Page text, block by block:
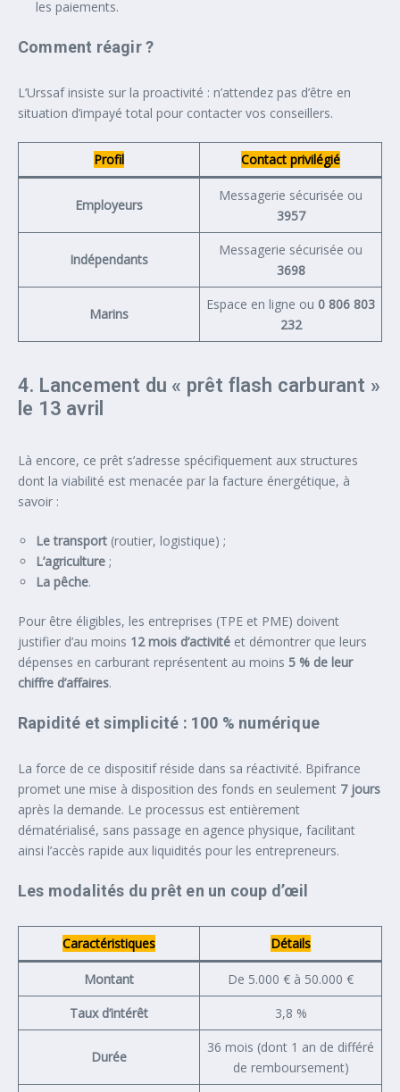
les paiements.
Comment réagir ?
L’Urssaf insiste sur la proactivité : n’attendez pas d’être en
situation d’impayé total pour contacter vos conseillers.
Profil Contact privilégié
Employeurs
Messagerie sécurisée ou
3957
Indépendants
Messagerie sécurisée ou
3698
Marins
Espace en ligne ou 0 806 803
232
4. Lancement du « prêt flash carburant »
le 13 avril
Là encore, ce prêt s’adresse spécifiquement aux structures
dont la viabilité est menacée par la facture énergétique, à
savoir :
Le transport (routier, logistique) ;
L’agriculture ;
La pêche.
Pour être éligibles, les entreprises (TPE et PME) doivent
justifier d’au moins 12 mois d’activité et démontrer que leurs
dépenses en carburant représentent au moins 5 % de leur
chiffre d’affaires.
Rapidité et simplicité : 100 % numérique
La force de ce dispositif réside dans sa réactivité. Bpifrance
promet une mise à disposition des fonds en seulement 7 jours
après la demande. Le processus est entièrement
dématérialisé, sans passage en agence physique, facilitant
ainsi l’accès rapide aux liquidités pour les entrepreneurs.
Les modalités du prêt en un coup d’œil
Caractéristiques Détails
Montant
De 5.000 € à 50.000 €
Taux d’intérêt
3,8 %
Durée
36 mois (dont 1 an de différé
de remboursement)